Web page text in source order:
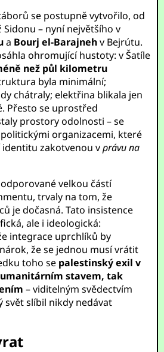
se postupně vytvořilo, od
Sidonu – nyní největšího v
a Bourj el-Barajnehv Bejrútu.
ohromující hustoty: v Šatíle
než půl kilometru
byla minimální;
chátraly; elektřina blikala jen
Přesto se uprostřed
prostory odolnosti – se
organizacemi, které
zakotvenou vprávu na
velkou částí
trvaly na tom, že
je dočasná. Tato insistence
ale i ideologická:
integrace uprchlíků by
že se jednou musí vrátit
toho se palestinský exil v
stavem, tak
– viditelným svědectvím
svět slíbil nikdy nedávat